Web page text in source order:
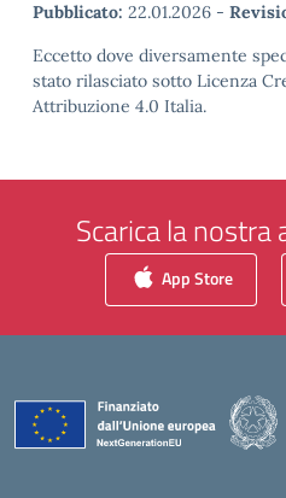
Pubblicato: 22.01.2026 -
Eccetto dove diversamente
stato rilasciato sotto Licenza
Attribuzione 4.0 Italia.
Scarica la nostra
App Store